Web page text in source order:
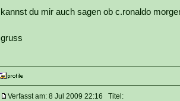
kannst du mir auch sagen ob c.ronaldo
gruss
Verfasst am: 8 Jul 2009 22:16 Titel: